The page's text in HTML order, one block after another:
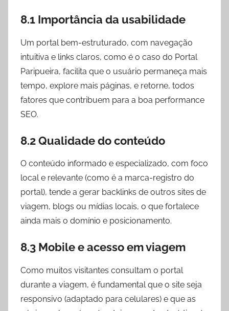
8.1 Importância da usabilidade
Um portal bem-estruturado, com navegação
intuitiva e links claros, como é o caso do Portal
Paripueira, facilita que o usuário permaneça mais
tempo, explore mais páginas, e retorne, todos
fatores que contribuem para a boa performance
SEO.
8.2 Qualidade do conteúdo
O conteúdo informado e especializado, com foco
local e relevante (como é a marca-registro do
portal), tende a gerar backlinks de outros sites de
viagem, blogs ou mídias locais, o que fortalece
ainda mais o domínio e posicionamento.
8.3 Mobile e acesso em viagem
Como muitos visitantes consultam o portal
durante a viagem, é fundamental que o site seja
responsivo (adaptado para celulares) e que as